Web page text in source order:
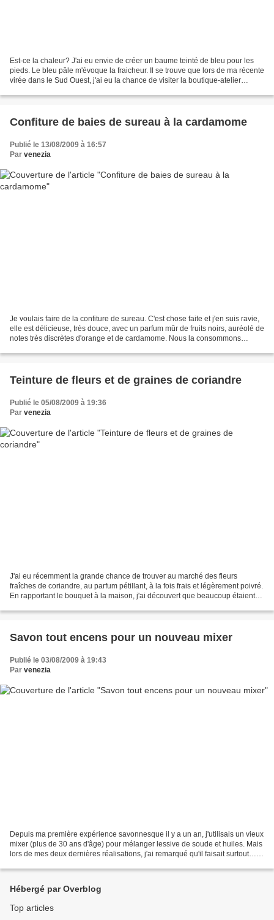
Est-ce la chaleur? J'ai eu envie de créer un baume teinté de bleu pour les
pieds. Le bleu pâle m'évoque la fraicheur. Il se trouve que lors de ma récente
virée dans le Sud Ouest, j'ai eu la chance de visiter la boutique-atelier
Confiture de baies de sureau à la cardamome
Publié le 13/08/2009 à 16:57
Par venezia
Je voulais faire de la confiture de sureau. C'est chose faite et j'en suis ravie,
elle est délicieuse, très douce, avec un parfum mûr de fruits noirs, auréolé de
notes très discrètes d'orange et de cardamome. Nous la consommons
Teinture de fleurs et de graines de coriandre
Publié le 05/08/2009 à 19:36
Par venezia
J'ai eu récemment la grande chance de trouver au marché des fleurs
fraîches de coriandre, au parfum pétillant, à la fois frais et légèrement poivré.
En rapportant le bouquet à la maison, j'ai découvert que beaucoup étaient
Savon tout encens pour un nouveau mixer
Publié le 03/08/2009 à 19:43
Par venezia
Depuis ma première expérience savonnesque il y a un an, j'utilisais un vieux
mixer (plus de 30 ans d'âge) pour mélanger lessive de soude et huiles. Mais
lors de mes deux dernières réalisations, j'ai remarqué qu'il faisait surtout…
Hébergé par Overblog
Top articles